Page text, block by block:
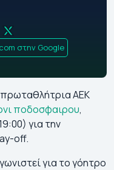
στην Google
ΑΕΚ
ποδοσφαιρου,
για την
off.
για το γόητρο